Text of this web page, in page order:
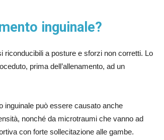
inguinale?
a posture e sforzi non corretti. Lo
prima dell’allenamento, ad un
inguinale può essere causato anche
nonché da microtraumi che vanno ad
con forte sollecitazione alle gambe.